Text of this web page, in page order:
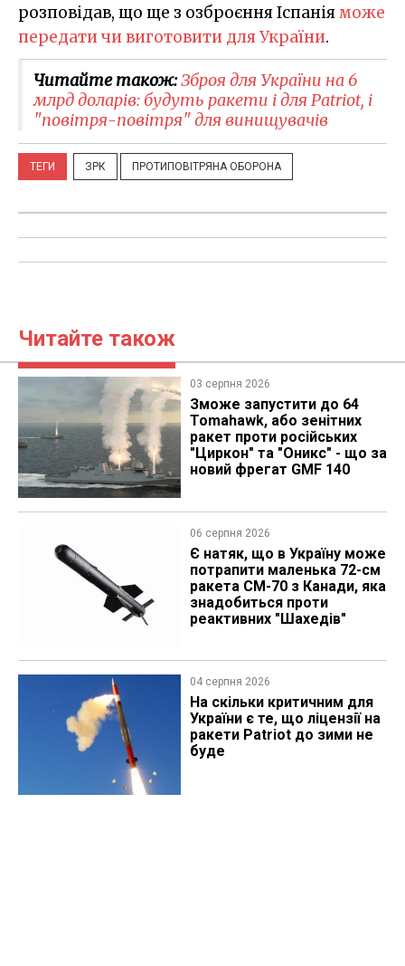
розповідав, що ще з озброєння Іспаніяможе
передати чи виготовити для України.
Читайте також:Зброя для України на 6
млрд доларів: будуть ракети і для Patriot, і
"повітря-повітря" для винищувачів
ТЕГИ ЗРК ПРОТИПОВІТРЯНА ОБОРОНА
Читайте також
03 серпня 2026
Зможе запустити до 64
Tomahawk, або зенітних
ракет проти російських
"Циркон" та "Оникс" - що за
новий фрегат GMF 140
06 серпня 2026
Є натяк, що в Україну може
потрапити маленька 72-см
ракета CM-70 з Канади, яка
знадобиться проти
реактивних "Шахедів"
04 серпня 2026
На скільки критичним для
України є те, що ліцензії на
ракети Patriot до зими не
буде